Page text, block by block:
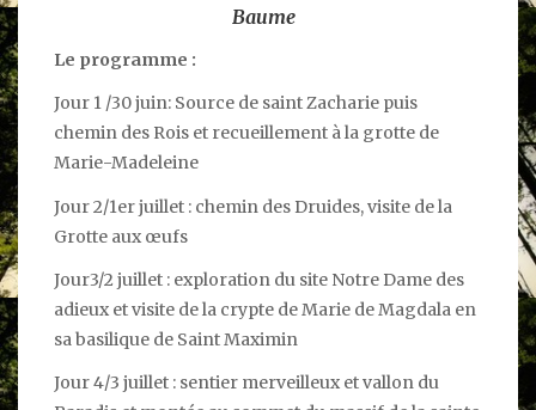
Baume
Le programme :
Jour 1 /30 juin: Source de saint Zacharie puis
chemin des Rois et recueillement à la grotte de
Marie-Madeleine
Jour 2/1er juillet : chemin des Druides, visite de la
Grotte aux œufs
Jour3/2 juillet : exploration du site Notre Dame des
adieux et visite de la crypte de Marie de Magdala en
sa basilique de Saint Maximin
Jour 4/3 juillet : sentier merveilleux et vallon du